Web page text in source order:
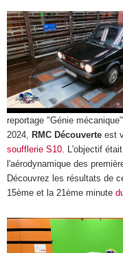
reportage "Génie
2024, RMC Découverteest
soufflerie S10. L'objectif
l'aérodynamique des
Découvrez les résultats de
15ème et la 21ème minute